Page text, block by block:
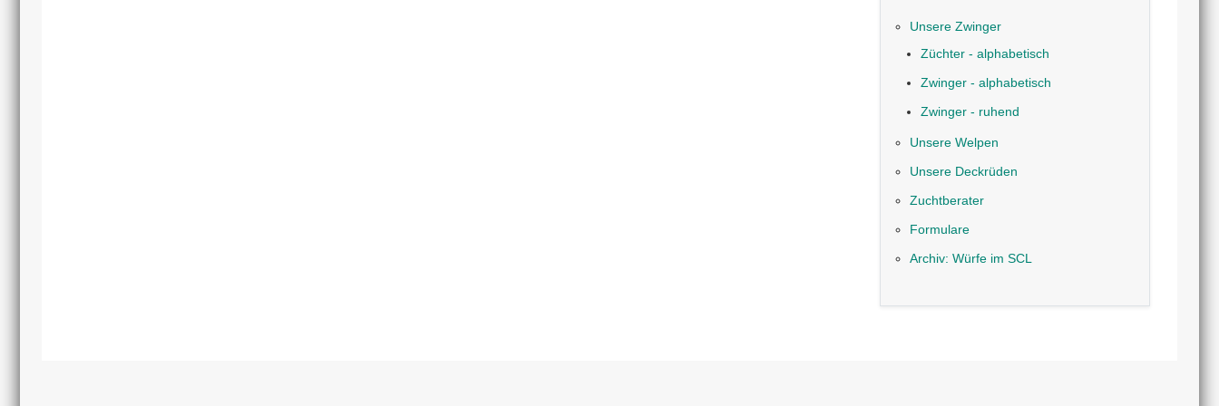
Unsere Zwinger
Züchter - alphabetisch
Zwinger - alphabetisch
Zwinger - ruhend
Unsere Welpen
Unsere Deckrüden
Zuchtberater
Formulare
Archiv: Würfe im SCL